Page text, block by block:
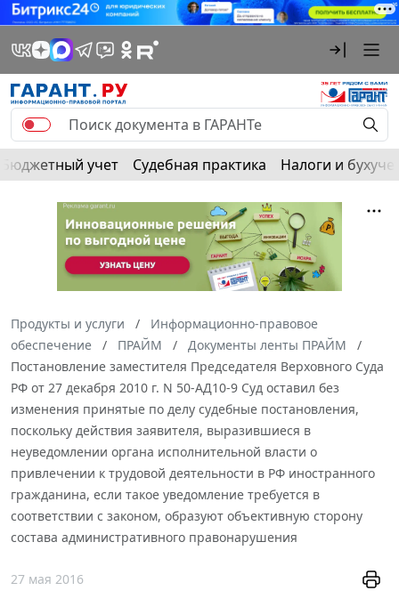
Бюджетный учет Судебная практика Налоги и
Продукты и услуги
Информационно-правовое
обеспечение
ПРАЙМ
Документы ленты ПРАЙМ
Постановление заместителя Председателя Верховного Суда
РФ от 27 декабря 2010 г. N 50-АД10-9 Суд оставил без
изменения принятые по делу судебные постановления,
поскольку действия заявителя, выразившиеся в
неуведомлении органа исполнительной власти о
привлечении к трудовой деятельности в РФ иностранного
гражданина, если такое уведомление требуется в
соответствии с законом, образуют объективную сторону
состава административного правонарушения
27 мая 2016